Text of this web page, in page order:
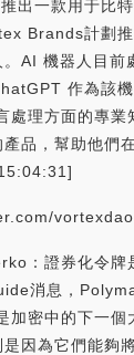
出一款用于比
Brands計劃
AI 機器人目前
作為該
處理方面的專業
品，幫助他們
vortexdao
：證券化令牌
消息，
加密中的下一
因為它們能夠